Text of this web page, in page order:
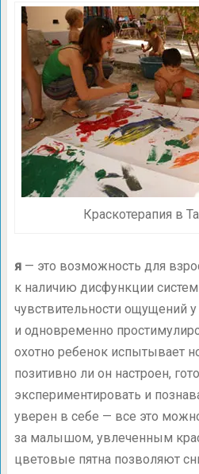
Краскотерапия в
я— это возможность для
к наличию дисфункции
чувствительности ощущений
и одновременно
охотно ребенок испытывает
позитивно ли он настроен,
экспериментировать и
уверен в себе — все это
за малышом, увлеченным
цветовые пятна позволяют